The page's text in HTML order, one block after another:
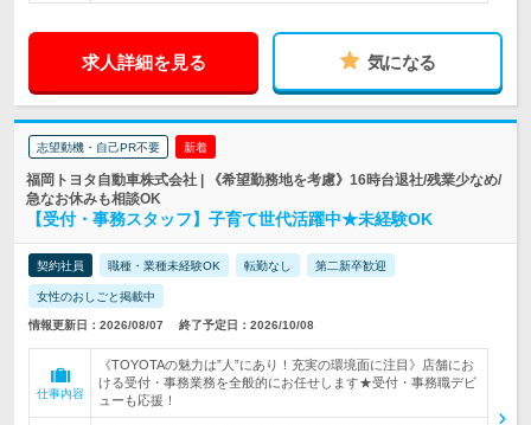
求人詳細を見る 気になる
志望動機・自己PR不要 新着
福岡トヨタ自動車株式会社 | 《希望勤務地を考慮》16時台退社/残業少なめ/
急なお休みも相談OK
【受付・事務スタッフ】子育て世代活躍中★未経験OK
契約社員 職種・業種未経験OK 転勤なし 第二新卒歓迎
女性のおしごと掲載中
情報更新日：2026/08/07 終了予定日：2026/10/08
仕事内容
《TOYOTAの魅力は”人”にあり！充実の環境面に注目》店舗にお
ける受付・事務業務を全般的にお任せします★受付・事務職デビ
ューも応援！